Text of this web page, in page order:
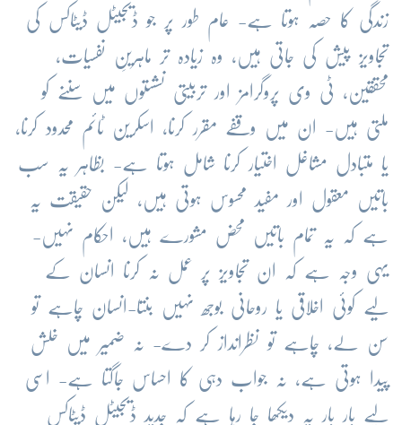
زندگی کا حصہ ہوتا ہے- عام طور پر جو ڈیجیٹل ڈیٹاکس کی
تجاویز پیش کی جاتی ہیں، وہ زیادہ تر ماہرینِ نفسیات،
محققین، ٹی وی پروگرامز اور تربیتی نشستوں میں سننے کو
ملتی ہیں- ان میں وقفے مقرر کرنا، اسکرین ٹائم محدود کرنا،
یا متبادل مشاغل اختیار کرنا شامل ہوتا ہے- بظاہر یہ سب
باتیں معقول اور مفید محسوس ہوتی ہیں، لیکن حقیقت یہ
ہے کہ یہ تمام باتیں محض مشورے ہیں، احکام نہیں-
یہی وجہ ہے کہ ان تجاویز پر عمل نہ کرنا انسان کے
لیے کوئی اخلاقی یا روحانی بوجھ نہیں بنتا-انسان چاہے تو
سن لے، چاہے تو نظرانداز کر دے- نہ ضمیر میں خلش
پیدا ہوتی ہے، نہ جواب دہی کا احساس جاگتا ہے- اسی
لیے بار بار یہ دیکھا جا رہا ہے کہ جدید ڈیجیٹل ڈیٹاکس